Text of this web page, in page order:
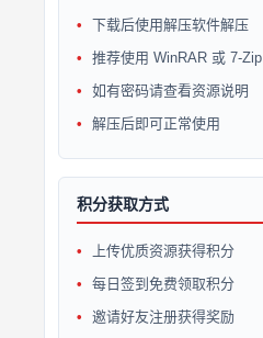
下载后使用解压软件解压
推荐使用 WinRAR 或 7-Zip
如有密码请查看资源说明
解压后即可正常使用
积分获取方式
上传优质资源获得积分
每日签到免费领取积分
邀请好友注册获得奖励